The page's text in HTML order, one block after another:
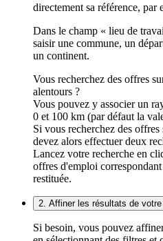
directement sa référence,
Dans le champ « lieu de
saisir une commune, un
un continent.
Vous recherchez des offres
alentours ?
Vous pouvez y associer un
0 et 100 km (par défaut la
Si vous recherchez des
devez alors effectuer deux
Lancez votre recherche en
offres d'emploi
restituée.
2. Affiner les résultats de
Si besoin, vous pouvez